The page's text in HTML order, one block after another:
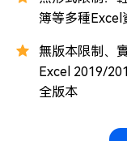
簿等多種Excel
無版本限制、
Excel 2019/
全版本